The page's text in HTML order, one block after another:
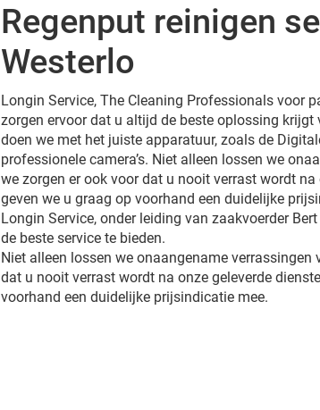
Regenput reinigen
Westerlo
Longin Service, The Cleaning Professionals voor
zorgen ervoor dat u altijd de beste oplossing krijgt
doen we met het juiste apparatuur, zoals de
professionele camera’s. Niet alleen lossen we
we zorgen er ook voor dat u nooit verrast wordt
geven we u graag op voorhand een duidelijke
Longin Service, onder leiding van zaakvoerder
de beste service te bieden.
Niet alleen lossen we onaangename verrassingen
dat u nooit verrast wordt na onze geleverde
voorhand een duidelijke prijsindicatie mee.